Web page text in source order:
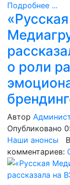
Подробнее ...
«Русская
о роли
Автор
Опубликовано
Наши анонсы
комментариев: